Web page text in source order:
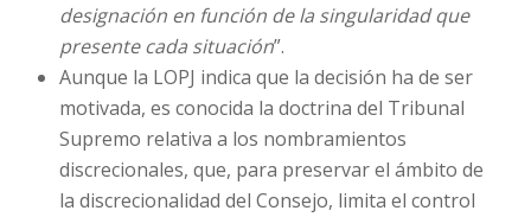
designación en función de la singularidad que
presente cada situación”.
Aunque la LOPJ indica que la decisión ha de ser
motivada, es conocida la doctrina del Tribunal
Supremo relativa a los nombramientos
discrecionales, que, para preservar el ámbito de
la discrecionalidad del Consejo, limita el control